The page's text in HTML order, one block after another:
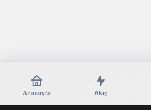
Anasayfa Akış